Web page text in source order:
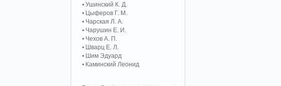
Ушинский К. Д.
Цыферов Г. М.
Чарская Л. А.
Чарушин Е. И.
Чехов А. П.
Шварц Е. Л.
Шим Эдуард
Каминский Леонид